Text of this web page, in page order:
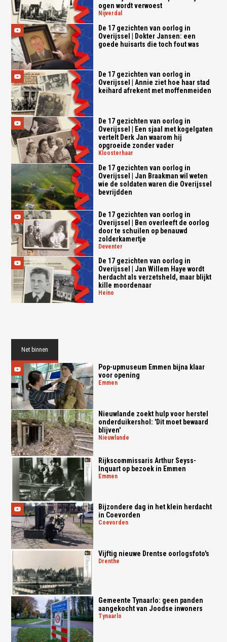
ogen wordt verwoest
nijverdal
De 17 gezichten van oorlog in
Overijssel | Dokter Jansen: een
goede huisarts die toch fout was
De 17 gezichten van oorlog in
Overijssel | Annie ziet hoe haar stad
keihard afrekent met moffenmeiden
De 17 gezichten van oorlog in
Overijssel | Een sjaal met kogelgaten
vertelt Derk Jan waarom hij
opgroeide zonder vader
kloosterhaar
De 17 gezichten van oorlog in
Overijssel | Jan Braakman wil weten
wie de soldaten waren die Overijssel
bevrijdden
De 17 gezichten van oorlog in
Overijssel | Ben overleeft de oorlog
door te schuilen op benauwd
zolderkamertje
deventer
De 17 gezichten van oorlog in
Overijssel | Jan Willem Haye wordt
herdacht als verzetsheld, maar blijkt
kille moordenaar
heino
Net binnen
Pop-upmuseum Emmen bijna klaar
voor opening
emmen
Nieuwlande zoekt hulp voor herstel
onderduikershol: 'Dit moet bewaard
blijven'
nieuwlande
Rijkscommissaris Arthur Seyss-
Inquart op bezoek in Emmen
emmen
Bijzondere dag in het klein herdacht
in Coevorden
coevorden
Vijftig nieuwe Drentse oorlogsfoto's
drenthe
Gemeente Tynaarlo: geen panden
aangekocht van Joodse inwoners
tynaarlo